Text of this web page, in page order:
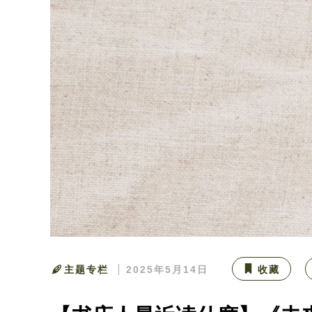
主题专栏 2025年5月14日 收藏